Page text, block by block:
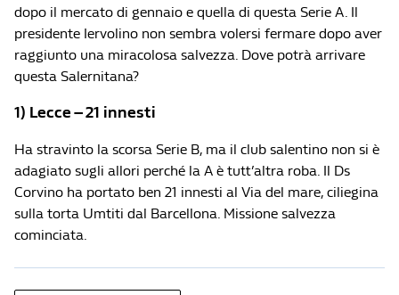
dopo il mercato di gennaio e quella di questa Serie A. Il
presidente Iervolino non sembra volersi fermare dopo aver
raggiunto una miracolosa salvezza. Dove potrà arrivare
questa Salernitana?
1) Lecce – 21 innesti
Ha stravinto la scorsa Serie B, ma il club salentino non si è
adagiato sugli allori perché la A è tutt’altra roba. Il Ds
Corvino ha portato ben 21 innesti al Via del mare, ciliegina
sulla torta Umtiti dal Barcellona. Missione salvezza
cominciata.